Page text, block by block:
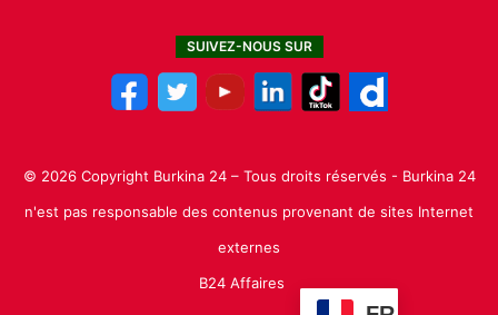
SUIVEZ-NOUS SUR
© 2026 Copyright Burkina 24 – Tous droits réservés - Burkina 24
n'est pas responsable des contenus provenant de sites Internet
externes
B24 Affaires